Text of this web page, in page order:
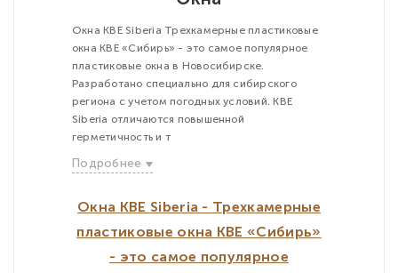
Окна KBE Siberia Трехкамерные пластиковые
окна KBE «Сибирь» - это самое популярное
пластиковые окна в Новосибирске.
Разработано специально для сибирского
региона с учетом погодных условий. KBE
Siberia отличаются повышенной
герметичность и т
Подробнее
Окна KBE Siberia - Трехкамерные
пластиковые окна KBE «Сибирь»
- это самое популярное